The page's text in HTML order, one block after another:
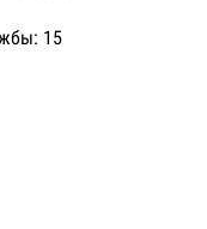
15